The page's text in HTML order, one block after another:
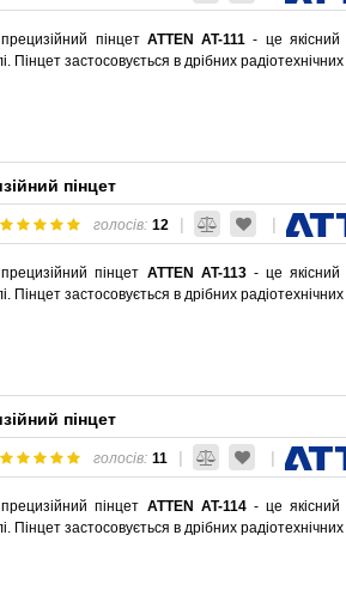
пінцетATTEN AT-111 - це якісний
Пінцет застосовується в дрібних
пінцет
голосів: 12
пінцет ATTEN AT-113- це якісний
Пінцет застосовується в дрібних
пінцет
голосів: 11
пінцет ATTEN AT-114- це якісний
Пінцет застосовується в дрібних